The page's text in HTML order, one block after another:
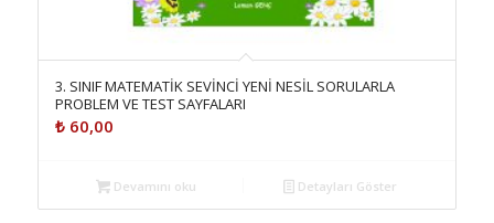
3. SINIF MATEMATİK SEVİNCİ YENİ NESİL SORULARLA
PROBLEM VE TEST SAYFALARI
₺60,00
Devamını oku Detayları Göster